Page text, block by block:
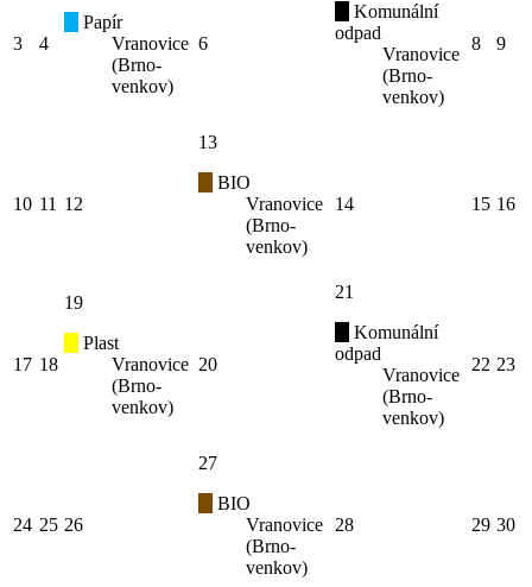
3 4
Papír
Vranovice
(Brno-
venkov)
6
Komunální
odpad
Vranovice
(Brno-
venkov)
8 9
10 11 12
13
BIO
Vranovice
(Brno-
venkov)
14 15 16
17 18
19
Plast
Vranovice
(Brno-
venkov)
20
21
Komunální
odpad
Vranovice
(Brno-
venkov)
22 23
24 25 26
27
BIO
Vranovice
(Brno-
venkov)
28 29 30